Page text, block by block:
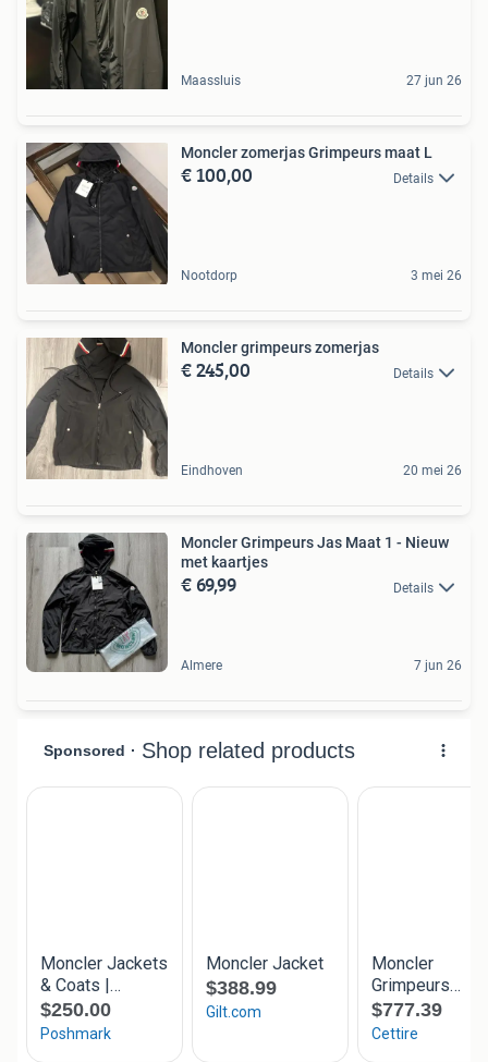
Maassluis 27 jun 26
Moncler zomerjas Grimpeurs maat L
€ 100,00 Details
Nootdorp 3 mei 26
Moncler grimpeurs zomerjas
€ 245,00 Details
Eindhoven 20 mei 26
Moncler Grimpeurs Jas Maat 1 - Nieuw
met kaartjes
€ 69,99 Details
Almere 7 jun 26